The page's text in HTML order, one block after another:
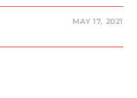
MAY 17, 2021